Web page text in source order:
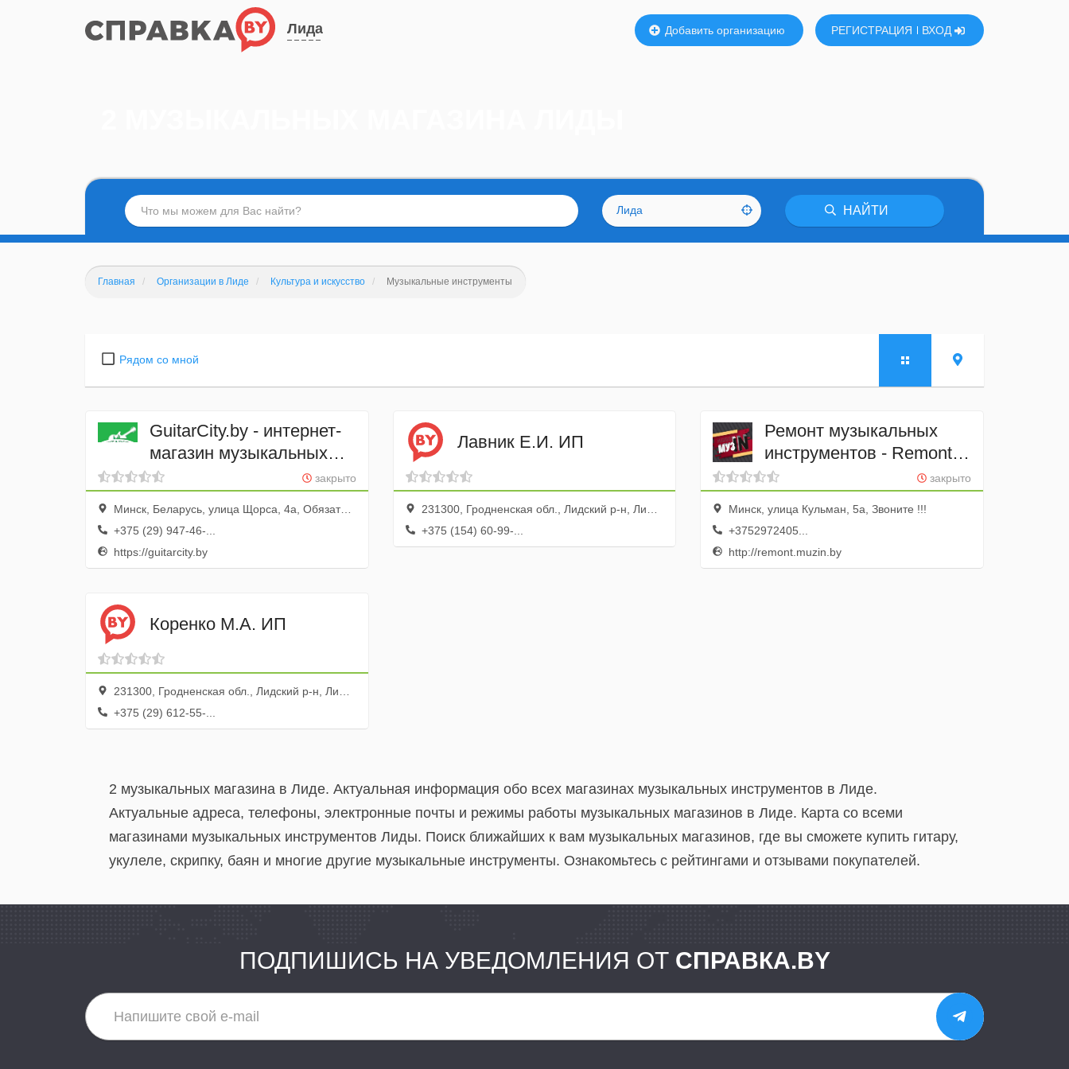
Лида Добавить организацию РЕГИСТРАЦИЯ ВХОД
Лида НАЙТИ
Главная Организации в Лиде Культура и искусство Музыкальные инструменты
Рядом со мной
GuitarCity.by - интернет-
магазин музыкальных
инструментов
закрыто
Минск, Беларусь, улица Щорса, 4а, Обязательно звонить!
+375 (29) 947-46-...
https://guitarcity.by
Лавник Е.И. ИП
231300, Гродненская обл., Лидский р-н, Лида г., просп. Победы, 145
+375 (154) 60-99-...
Ремонт музыкальных
инструментов - Remont
MuzIN
закрыто
Минск, улица Кульман, 5а, Звоните !!!
+3752972405...
http://remont.muzin.by
Коренко М.А. ИП
231300, Гродненская обл., Лидский р-н, Лида г., ул. Советская, 1
+375 (29) 612-55-...
2 музыкальных магазина в Лиде. Актуальная информация обо всех магазинах музыкальных инструментов в Лиде.
Актуальные адреса, телефоны, электронные почты и режимы работы музыкальных магазинов в Лиде. Карта со всеми
магазинами музыкальных инструментов Лиды. Поиск ближайших к вам музыкальных магазинов, где вы сможете купить гитару,
укулеле, скрипку, баян и многие другие музыкальные инструменты. Ознакомьтесь с рейтингами и отзывами покупателей.
ПОДПИШИСЬ НА УВЕДОМЛЕНИЯ ОТ СПРАВКА.BY